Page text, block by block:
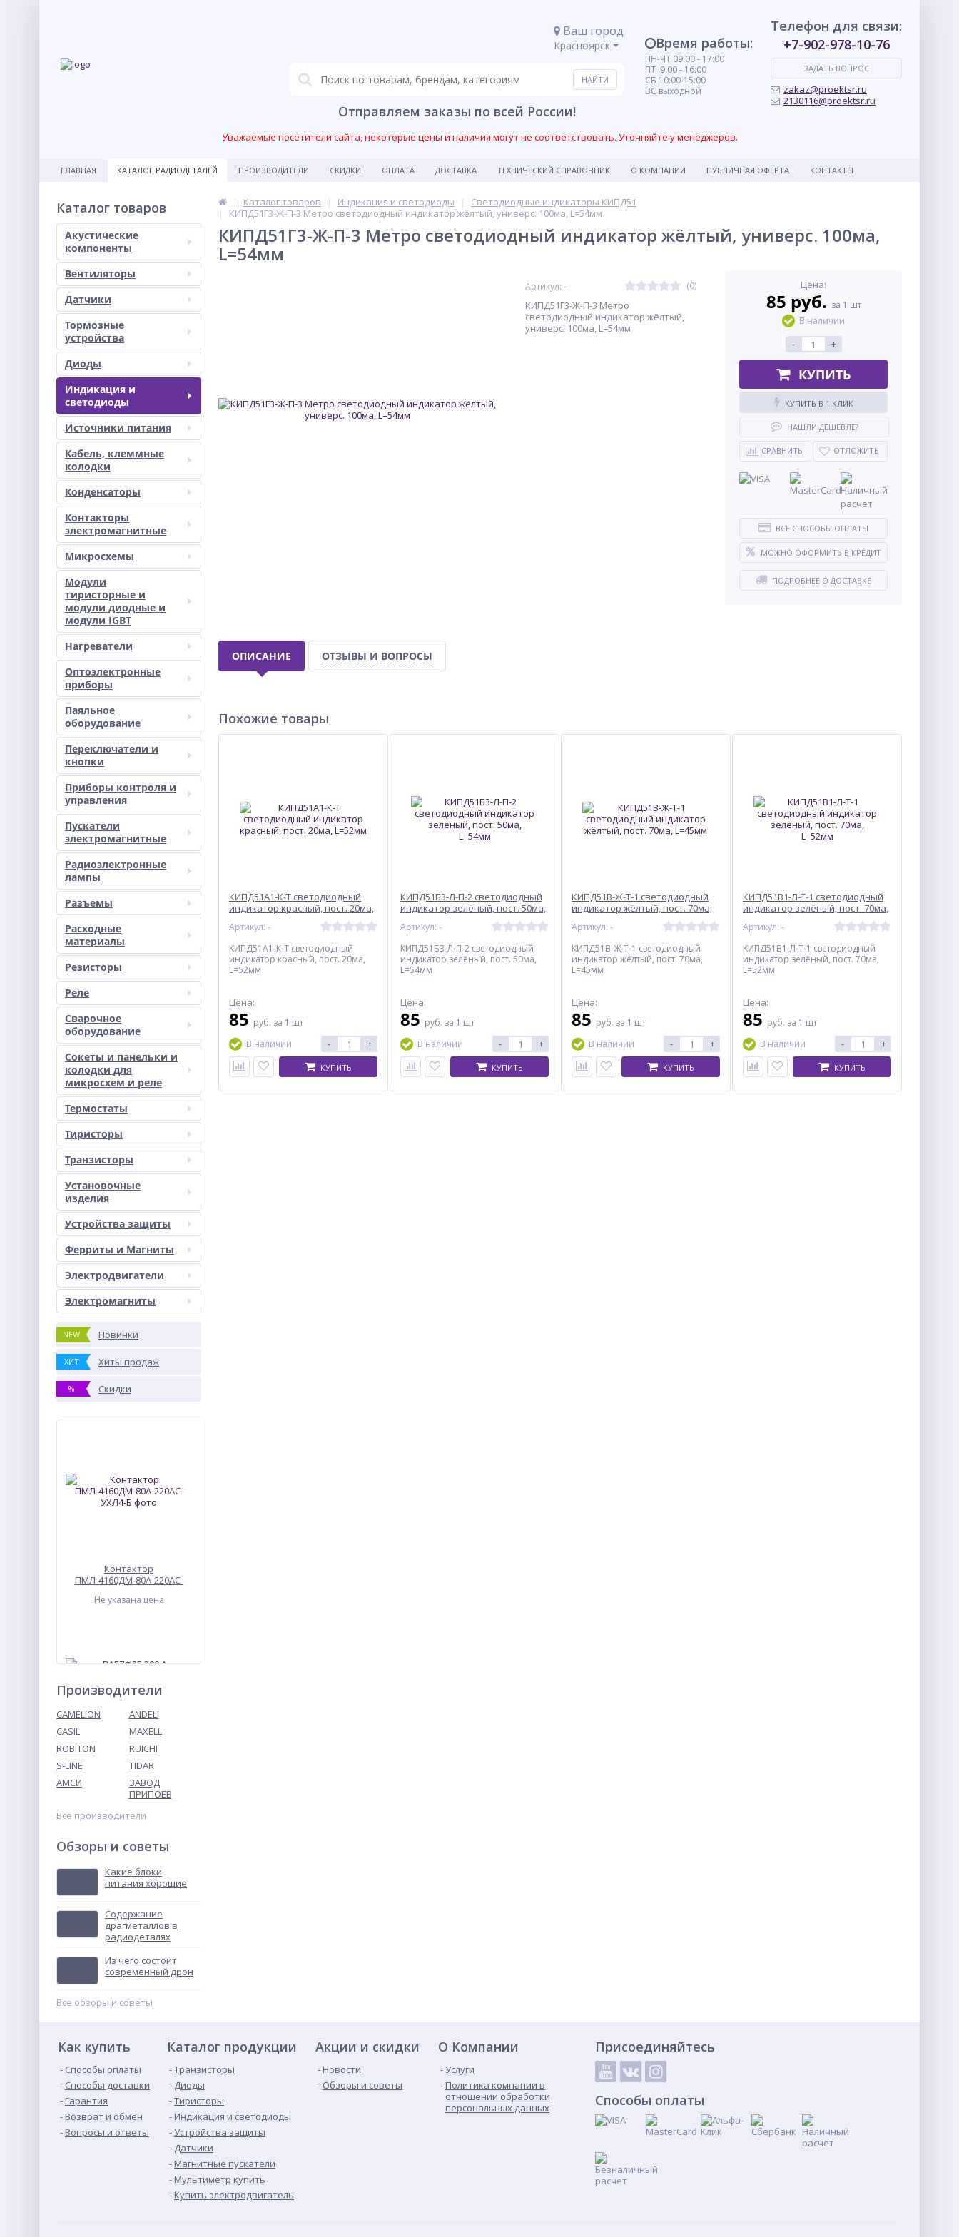
Ваш город
Красноярск
Отправляем заказы по всей России!
Время работы:
ПН-ЧТ 09:00 - 17:00
ПТ 9:00 - 16:00
СБ 10:00-15:00
ВС выходной
Телефон для связи:
+7-902-978-10-76
ЗАДАТЬ ВОПРОС
zakaz@proektsr.ru
2130116@proektsr.ru
Уважаемые посетители сайта, некоторые цены и наличия могут не соответствовать. Уточняйте у менеджеров.
ГЛАВНАЯ КАТАЛОГ РАДИОДЕТАЛЕЙ ПРОИЗВОДИТЕЛИ СКИДКИ ОПЛАТА ДОСТАВКА ТЕХНИЧЕСКИЙ СПРАВОЧНИК О КОМПАНИИ ПУБЛИЧНАЯ ОФЕРТА КОНТАКТЫ
Каталог товаров
Акустические
компоненты
Вентиляторы
Датчики
Тормозные
устройства
Диоды
Индикация и
светодиоды
Источники питания
Кабель, клеммные
колодки
Конденсаторы
Контакторы
электромагнитные
Микросхемы
Модули
тиристорные и
модули диодные и
модули IGBT
Нагреватели
Оптоэлектронные
приборы
Паяльное
оборудование
Переключатели и
кнопки
Приборы контроля и
управления
Пускатели
электромагнитные
Радиоэлектронные
лампы
Разъемы
Расходные
материалы
Резисторы
Реле
Сварочное
оборудование
Сокеты и панельки и
колодки для
микросхем и реле
Термостаты
Тиристоры
Транзисторы
Установочные
изделия
Устройства защиты
Ферриты и Магниты
Электродвигатели
Электромагниты
NEW Новинки
ХИТ Хиты продаж
% Скидки
Контактор
ПМЛ-4160ДМ-80А-220АС-
Не указана цена
ВА57Ф35 200 А
выключатель
Не указана цена
ТВУ-12В тональное
вызывное устройство
Не указана цена
Производители
CAMELION
ANDELI
CASIL
MAXELL
ROBITON
RUICHI
S-LINE
TIDAR
АМСИ
ЗАВОД
ПРИПОЕВ
Все производители
Обзоры и советы
Какие блоки
питания хорошие
Содержание
драгметаллов в
радиодеталях
Из чего состоит
современный дрон
Все обзоры и советы
Каталог товаров Индикация и светодиоды
Светодиодные индикаторы КИПД51
КИПД51Г3-Ж-П-3 Метро светодиодный индикатор жёлтый, универс. 100ма, L=54мм
КИПД51Г3-Ж-П-3 Метро светодиодный индикатор жёлтый, универс. 100ма,
L=54мм
Артикул: - (0)
КИПД51Г3-Ж-П-3 Метро
светодиодный индикатор жёлтый,
универс. 100ма, L=54мм
Цена:
85 руб. за 1 шт
В наличии
- +
КУПИТЬ
КУПИТЬ В 1 КЛИК
НАШЛИ ДЕШЕВЛЕ?
СРАВНИТЬ ОТЛОЖИТЬ
ВСЕ СПОСОБЫ ОПЛАТЫ
МОЖНО ОФОРМИТЬ В КРЕДИТ
ПОДРОБНЕЕ О ДОСТАВКЕ
ОПИСАНИЕ ОТЗЫВЫ И ВОПРОСЫ
Похожие товары
КИПД51А1-К-Т светодиодный
индикатор красный, пост. 20ма,
Артикул: -
КИПД51А1-К-Т светодиодный
индикатор красный, пост. 20ма,
L=52мм
Цена:
85 руб. за 1 шт
В наличии
- +
КУПИТЬ
КИПД51Б3-Л-П-2 светодиодный
индикатор зелёный, пост. 50ма,
Артикул: -
КИПД51Б3-Л-П-2 светодиодный
индикатор зелёный, пост. 50ма,
L=54мм
Цена:
85 руб. за 1 шт
В наличии
- +
КУПИТЬ
КИПД51В-Ж-Т-1 светодиодный
индикатор жёлтый, пост. 70ма,
Артикул: -
КИПД51В-Ж-Т-1 светодиодный
индикатор жёлтый, пост. 70ма,
L=45мм
Цена:
85 руб. за 1 шт
В наличии
- +
КУПИТЬ
КИПД51В1-Л-Т-1 светодиодный
индикатор зелёный, пост. 70ма,
Артикул: -
КИПД51В1-Л-Т-1 светодиодный
индикатор зелёный, пост. 70ма,
L=52мм
Цена:
85 руб. за 1 шт
В наличии
- +
КУПИТЬ
Как купить
Способы оплаты
Способы доставки
Гарантия
Возврат и обмен
Вопросы и ответы
Каталог продукции
Транзисторы
Диоды
Тиристоры
Индикация и светодиоды
Устройства защиты
Датчики
Магнитные пускатели
Мультиметр купить
Купить электродвигатель
Акции и скидки
Новости
Обзоры и советы
О Компании
Услуги
Политика компании в
отношении обработки
персональных данных
Присоединяйтесь
Способы оплаты